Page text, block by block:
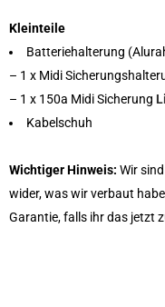
Kleinteile
Batteriehalterung
– 1 x Midi
– 1 x 150a Midi Sicherung
Kabelschuh
Wichtiger Hinweis: Wir
wider, was wir verbaut
Garantie, falls ihr das jetzt